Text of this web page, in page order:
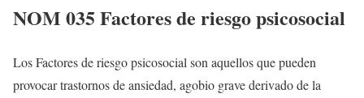
NOM 035 Factores de riesgo psicosocial
Los Factores de riesgo psicosocial son aquellos que pueden
provocar trastornos de ansiedad, agobio grave derivado de la